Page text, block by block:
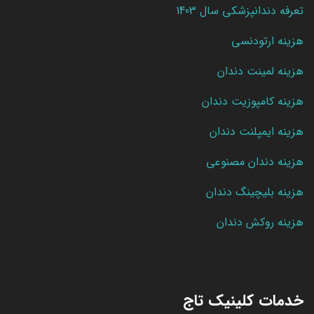
تعرفه دندانپزشکی سال 1403
هزینه ارتودنسی
هزینه لمینت دندان
هزینه کامپوزیت دندان
هزینه ایمپلنت دندان
هزینه دندان مصنوعی
هزینه بلیچینگ دندان
هزینه روکش دندان
خدمات کلینیک تاج